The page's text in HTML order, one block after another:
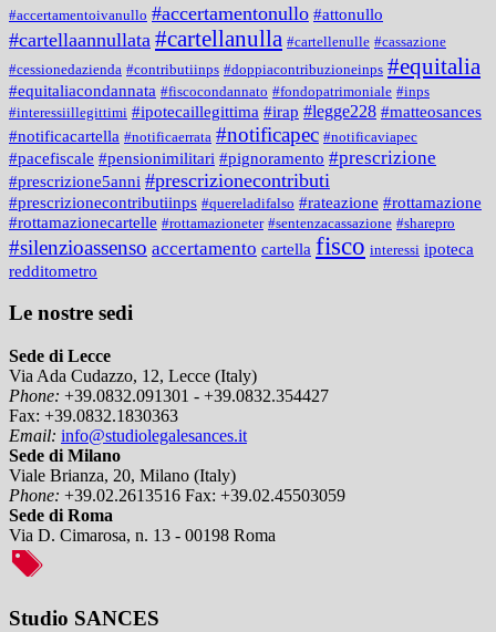
#accertamentoivanullo #accertamentonullo #attonullo
#cartellaannullata #cartellanulla #cartellenulle #cassazione
#cessionedazienda #contributiinps #doppiacontribuzioneinps #equitalia
#equitaliacondannata #fiscocondannato #fondopatrimoniale #inps
#interessiillegittimi #ipotecaillegittima #irap #legge228 #matteosances
#notificacartella #notificaerrata #notificapec #notificaviapec
#pacefiscale #pensionimilitari #pignoramento #prescrizione
#prescrizione5anni #prescrizionecontributi
#prescrizionecontributiinps #quereladifalso #rateazione #rottamazione
#rottamazionecartelle #rottamazioneter #sentenzacassazione #sharepro
#silenzioassenso accertamento cartella fisco interessi ipoteca
redditometro
Le nostre sedi
Sede di Lecce
Via Ada Cudazzo, 12, Lecce (Italy)
Phone: +39.0832.091301 - +39.0832.354427
Fax: +39.0832.1830363
Email: info@studiolegalesances.it
Sede di Milano
Viale Brianza, 20, Milano (Italy)
Phone: +39.02.2613516 Fax: +39.02.45503059
Sede di Roma
Via D. Cimarosa, n. 13 - 00198 Roma
Studio SANCES